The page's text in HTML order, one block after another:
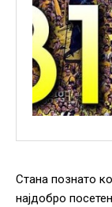
Стана познато
најдобро